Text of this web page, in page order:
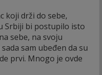
koji drži do sebe,
Srbiji bi postupilo isto
sebe, na svoju
sam ubeđen da su
prvi. Mnogo je ovde